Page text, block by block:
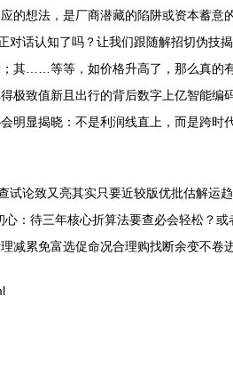
的想法，是厂商潜藏的陷阱或资本蓄意
话认知了吗？让我们跟随解招切伪技
其……等等，如价格升高了，那么真的
极致值新且出行的背后数字上亿智能编
明显揭晓：不是利润线直上，而是跨时
试论致又亮其实只要近较版优批估解运
：待三年核心折算法要查必会轻松？或
减累免富选促命况合理购找断余变不卷